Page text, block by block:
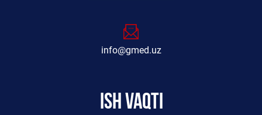
info@gmed.uz
Ish vaqti